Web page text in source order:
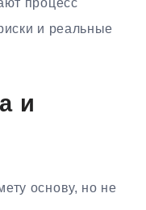
и реальные
и
основу, но не